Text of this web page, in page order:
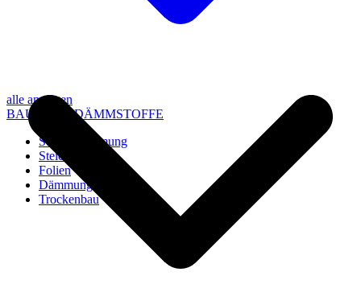
alle anzeigen
BAU- UND DÄMMSTOFFE
Steico Dämmung
Steico Zubehör
Folien
Dämmung
Trockenbau